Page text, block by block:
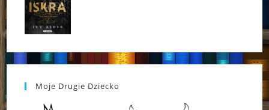
Moje Drugie Dziecko